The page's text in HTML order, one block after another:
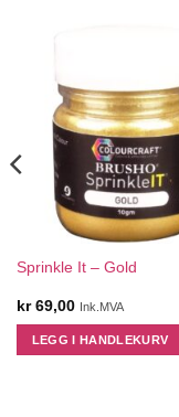
Sprinkle It – Gold
kr69,00 Ink.MVA
LEGG I HANDLEKURV